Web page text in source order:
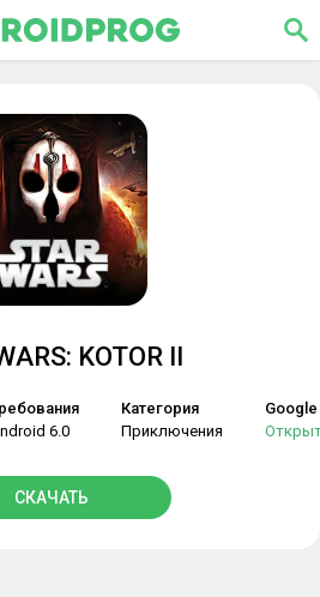
KOTOR II
6.0
Категория
Приключения
Google
СКАЧАТЬ